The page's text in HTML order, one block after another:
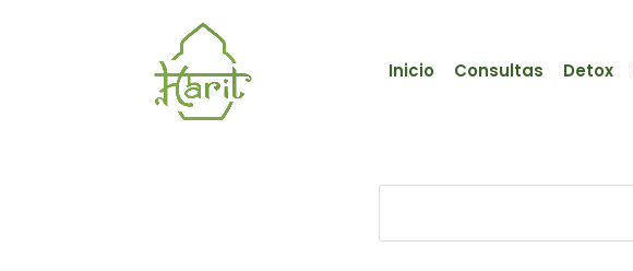
Inicio Consultas Detox